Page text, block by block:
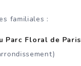
familiales :
Parc Floral de Paris